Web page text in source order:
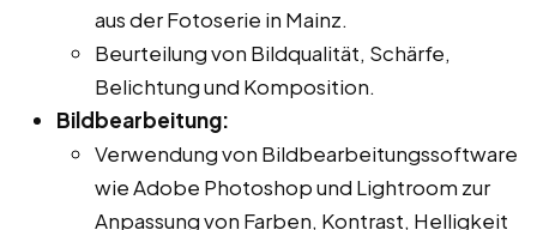
aus der Fotoserie in Mainz.
Beurteilung von Bildqualität, Schärfe,
Belichtung und Komposition.
Bildbearbeitung:
Verwendung von Bildbearbeitungssoftware
wie Adobe Photoshop und Lightroom zur
Anpassung von Farben, Kontrast, Helligkeit